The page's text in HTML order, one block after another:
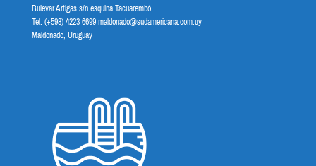
Bulevar Artigas s/n esquina Tacuarembó.
Tel: (+598) 4223 6699 maldonado@sudamericana.com.uy
Maldonado, Uruguay